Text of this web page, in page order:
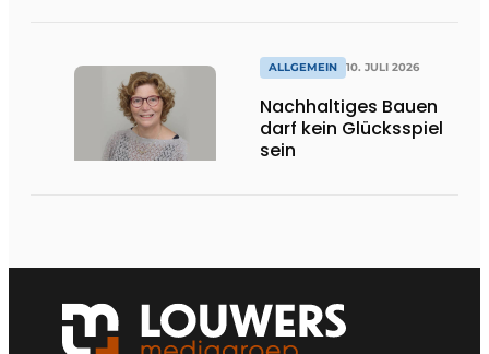
ALLGEMEIN 10. JULI 2026
Nachhaltiges Bauen
darf kein Glücksspiel
sein